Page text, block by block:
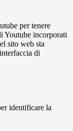
per tenere
Youtube incorporati
sito web sta
di
identificare la